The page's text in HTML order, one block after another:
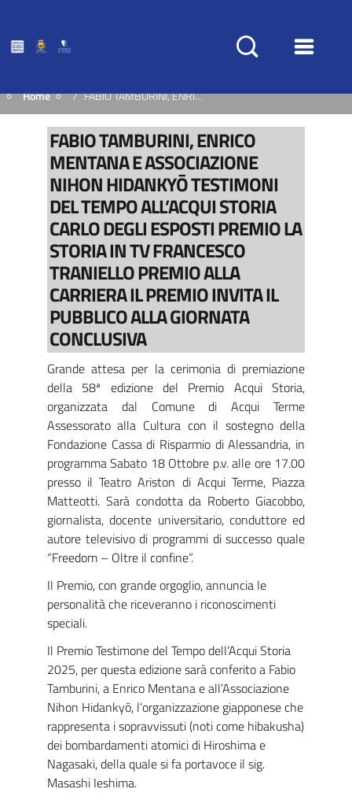
Home FABIO TAMBURINI, ENRICO MENTANA E ASSOCIAZIONE NIHON HIDANKYŌ TESTIMONI DEL TEMPO ALL’ACQUI STORIA CARLO DEGLI ESPOSTI PREMIO LA STORIA IN TV FRANCESCO TRANIELLO PREMIO ALLA CARRIERA IL PREMIO INVITA IL PUBBLICO ALLA GIORNATA CONCLUSIVA
FABIO TAMBURINI, ENRICO
MENTANA E ASSOCIAZIONE
NIHON HIDANKYŌ TESTIMONI
DEL TEMPO ALL’ACQUI STORIA
CARLO DEGLI ESPOSTI PREMIO LA
STORIA IN TV FRANCESCO
TRANIELLO PREMIO ALLA
CARRIERA IL PREMIO INVITA IL
PUBBLICO ALLA GIORNATA
CONCLUSIVA
Grande attesa per la cerimonia di premiazione
della 58ª edizione del Premio Acqui Storia,
organizzata dal Comune di Acqui Terme
Assessorato alla Cultura con il sostegno della
Fondazione Cassa di Risparmio di Alessandria, in
programma Sabato 18 Ottobre p.v. alle ore 17.00
presso il Teatro Ariston di Acqui Terme, Piazza
Matteotti. Sarà condotta da Roberto Giacobbo,
giornalista, docente universitario, conduttore ed
autore televisivo di programmi di successo quale
“Freedom – Oltre il confine”.
Il Premio, con grande orgoglio, annuncia le
personalità che riceveranno i riconoscimenti
speciali.
Il Premio Testimone del Tempo dell’Acqui Storia
2025, per questa edizione sarà conferito a Fabio
Tamburini, a Enrico Mentana e all’Associazione
Nihon Hidankyō, l’organizzazione giapponese che
rappresenta i sopravvissuti (noti come hibakusha)
dei bombardamenti atomici di Hiroshima e
Nagasaki, della quale si fa portavoce il sig.
Masashi Ieshima.